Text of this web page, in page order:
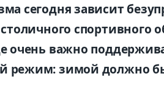
сегодня зависит
спортивного
очень важно
режим: зимой должно